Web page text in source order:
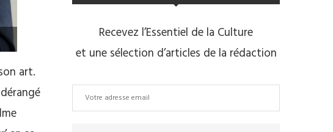
art.
Recevez l’Essentiel de la Culture
et une sélection d’articles de la rédaction